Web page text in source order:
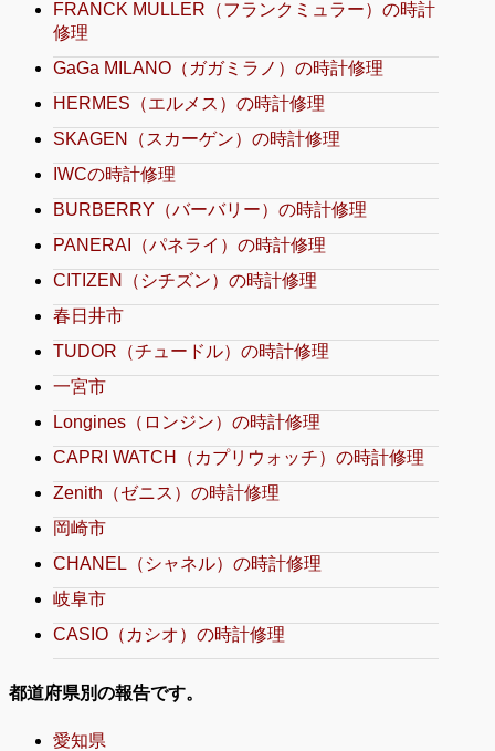
FRANCK MULLER（フランクミュラー）の時計
修理
GaGa MILANO（ガガミラノ）の時計修理
HERMES（エルメス）の時計修理
SKAGEN（スカーゲン）の時計修理
IWCの時計修理
BURBERRY（バーバリー）の時計修理
PANERAI（パネライ）の時計修理
CITIZEN（シチズン）の時計修理
春日井市
TUDOR（チュードル）の時計修理
一宮市
Longines（ロンジン）の時計修理
CAPRI WATCH（カプリウォッチ）の時計修理
Zenith（ゼニス）の時計修理
岡崎市
CHANEL（シャネル）の時計修理
岐阜市
CASIO（カシオ）の時計修理
都道府県別の報告です。
愛知県